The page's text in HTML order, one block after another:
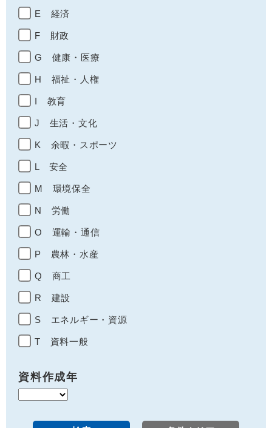
E 経済
F 財政
G 健康・医療
H 福祉・人権
I 教育
J 生活・文化
K 余暇・スポーツ
L 安全
M 環境保全
N 労働
O 運輸・通信
P 農林・水産
Q 商工
R 建設
S エネルギー・資源
T 資料一般
資料作成年